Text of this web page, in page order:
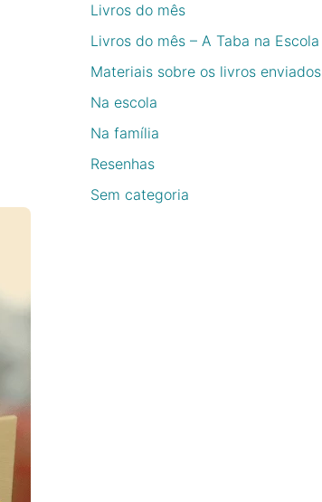
Livros do mês
Livros do mês – A Taba na Escola
Materiais sobre os livros enviados
Na escola
Na família
Resenhas
Sem categoria